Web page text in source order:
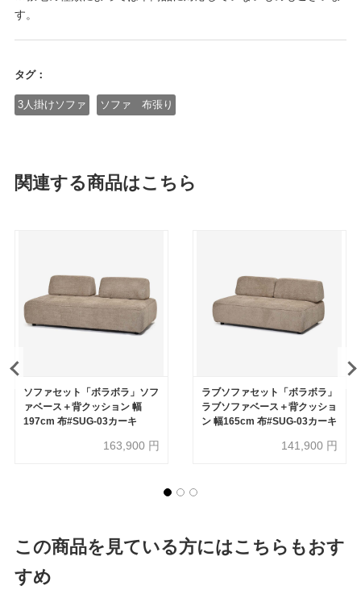
す。
タグ：
3人掛けソファ ソファ 布張り
関連する商品はこちら
ソファセット「ボラボラ」ソフ
ァベース＋背クッション 幅
197cm 布#SUG-03カーキ
163,900 円
ラブソファセット「ボラボラ」
ラブソファベース＋背クッショ
ン 幅165cm 布#SUG-03カーキ
141,900 円
この商品を見ている方にはこちらもおす
すめ